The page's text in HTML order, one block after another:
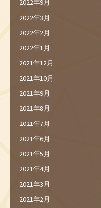
2022年9月
2022年3月
2022年2月
2022年1月
2021年12月
2021年10月
2021年9月
2021年8月
2021年7月
2021年6月
2021年5月
2021年4月
2021年3月
2021年2月